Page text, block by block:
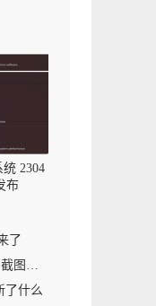
2304
布
了
了什么